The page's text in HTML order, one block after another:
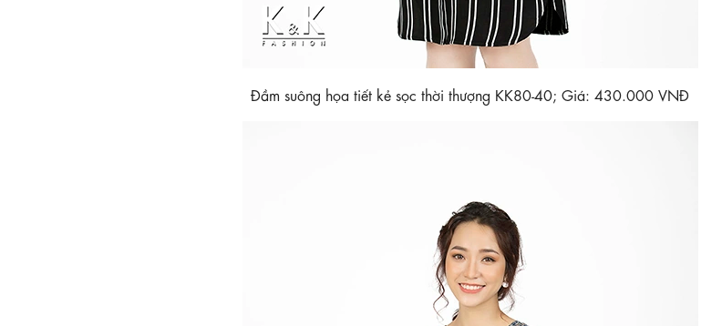
Đầm suông họa tiết kẻ sọc thời thượng KK80-40; Giá: 430.000 VNĐ